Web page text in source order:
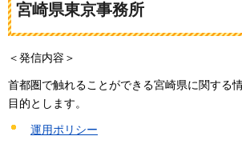
宮崎県東京事務所
＜発信内容＞
首都圏で触れることができる宮崎県に関する
目的とします。
運用ポリシー